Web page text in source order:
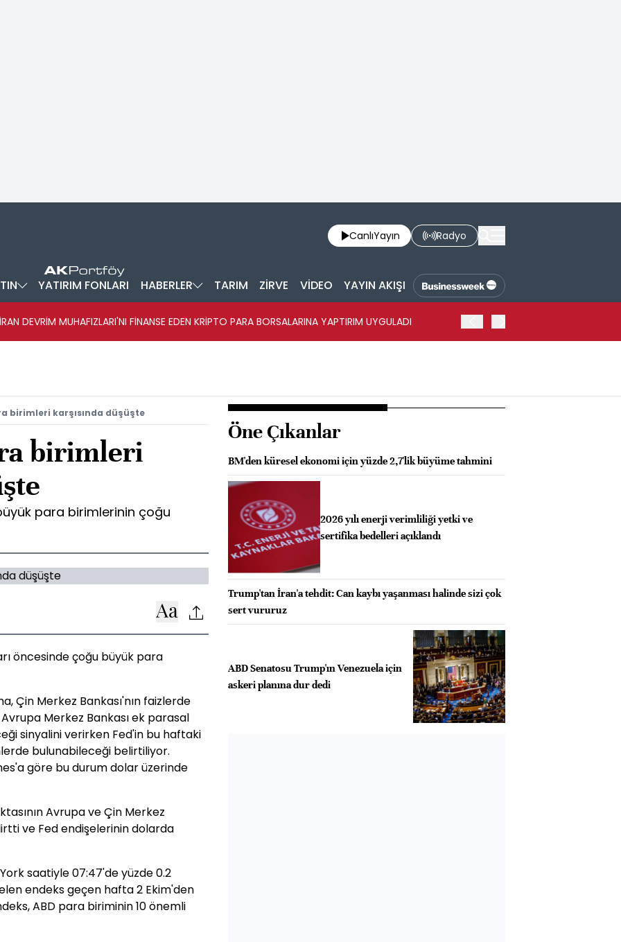
CanlıYayın Radyo
YATIRIM FONLARI HABERLER TARIM ZİRVE VİDEO YAYIN AKIŞI
DEVRİM MUHAFIZLARI'NI FİNANSE EDEN KRİPTO PARA BORSALARINA YAPTIRIM UYGULADI
birimleri karşısında düşüşte
birimleri
para birimlerinin çoğu
öncesinde çoğu büyük para
Çin Merkez Bankası'nın faizlerde
Merkez Bankası ek parasal
sinyalini verirken Fed'in bu haftaki
bulunabileceği belirtiliyor.
göre bu durum dolar üzerinde
Avrupa ve Çin Merkez
ve Fed endişelerinin dolarda
saatiyle 07:47'de yüzde 0.2
endeks geçen hafta 2 Ekim'den
ABD para biriminin 10 önemli
Öne Çıkanlar
BM'den küresel ekonomi için yüzde 2,7'lik büyüme tahmini
2026 yılı enerji verimliliği yetki ve
sertifika bedelleri açıklandı
Trump'tan İran'a tehdit: Can kaybı yaşanması halinde sizi çok
sert vururuz
ABD Senatosu Trump'ın Venezuela için
askeri planına dur dedi